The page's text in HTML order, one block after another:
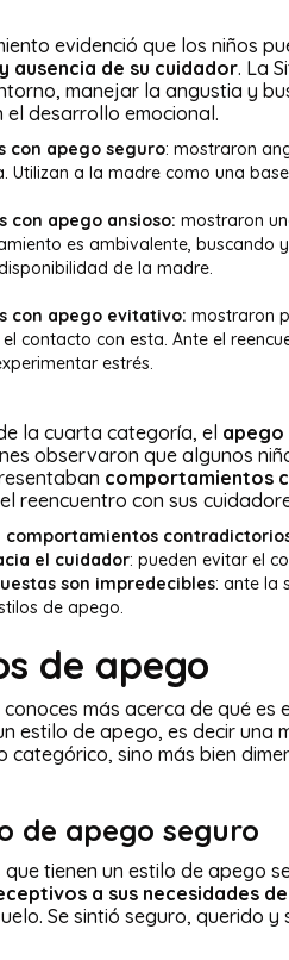
evidenció que los niños
ausencia de su cuidador. La
manejar la angustia y
el desarrollo emocional.
con apego seguro: mostraron
Utilizan a la madre como una
con apego ansioso: mostraron
es ambivalente, buscando
de la madre.
con apego evitativo: mostraron
contacto con esta. Ante el
estrés.
la cuarta categoría, el apego
observaron que algunos
comportamientos
reencuentro con sus
comportamientos
el cuidador: pueden evitar el
son impredecibles: ante la
de apego.
de apego
más acerca de qué
estilo de apego, es decir una
categórico, sino más bien
de apego seguro
que tienen un estilo de apego
a sus necesidades
Se sintió seguro, querido